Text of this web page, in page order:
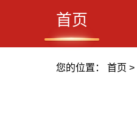
首页
您的位置： 首页 >